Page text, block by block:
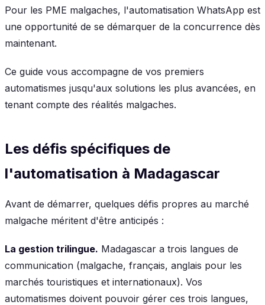
Pour les PME malgaches, l'automatisation WhatsApp est
une opportunité de se démarquer de la concurrence dès
maintenant.
Ce guide vous accompagne de vos premiers
automatismes jusqu'aux solutions les plus avancées, en
tenant compte des réalités malgaches.
Les défis spécifiques de
l'automatisation à Madagascar
Avant de démarrer, quelques défis propres au marché
malgache méritent d'être anticipés :
La gestion trilingue. Madagascar a trois langues de
communication (malgache, français, anglais pour les
marchés touristiques et internationaux). Vos
automatismes doivent pouvoir gérer ces trois langues,